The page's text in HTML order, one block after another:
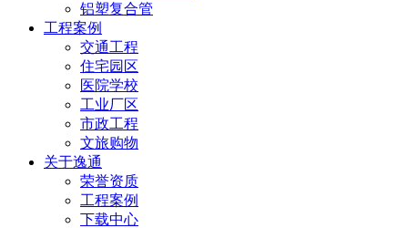
铝塑复合管
工程案例
交通工程
住宅园区
医院学校
工业厂区
市政工程
文旅购物
关于逸通
荣誉资质
工程案例
下载中心